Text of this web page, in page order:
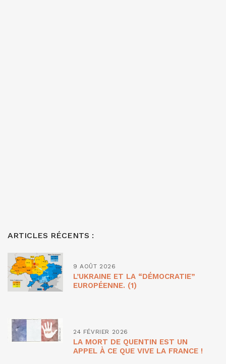
ARTICLES RÉCENTS :
9 AOÛT 2026
L’UKRAINE ET LA “DÉMOCRATIE”
EUROPÉENNE. (1)
24 FÉVRIER 2026
LA MORT DE QUENTIN EST UN
APPEL À CE QUE VIVE LA FRANCE !